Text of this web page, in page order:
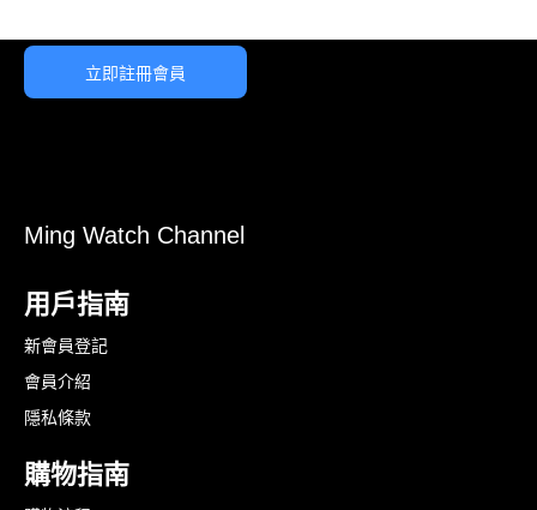
立即註冊會員
Ming Watch Channel
用戶指南
新會員登記
會員介紹
隱私條款
購物指南